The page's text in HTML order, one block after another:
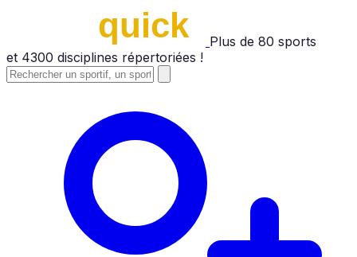
Plus de 80 sports
et 4300 disciplines répertoriées !